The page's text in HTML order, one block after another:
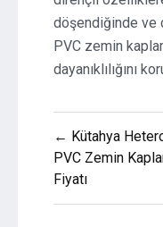
döşendiğinde ve
PVC zemin
dayanıklılığını
Yazı
gezinmesi
← Kütahya
PVC Zemin
Fiyatı